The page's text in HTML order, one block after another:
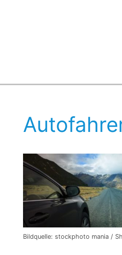
Bildquelle: stockphoto mania /